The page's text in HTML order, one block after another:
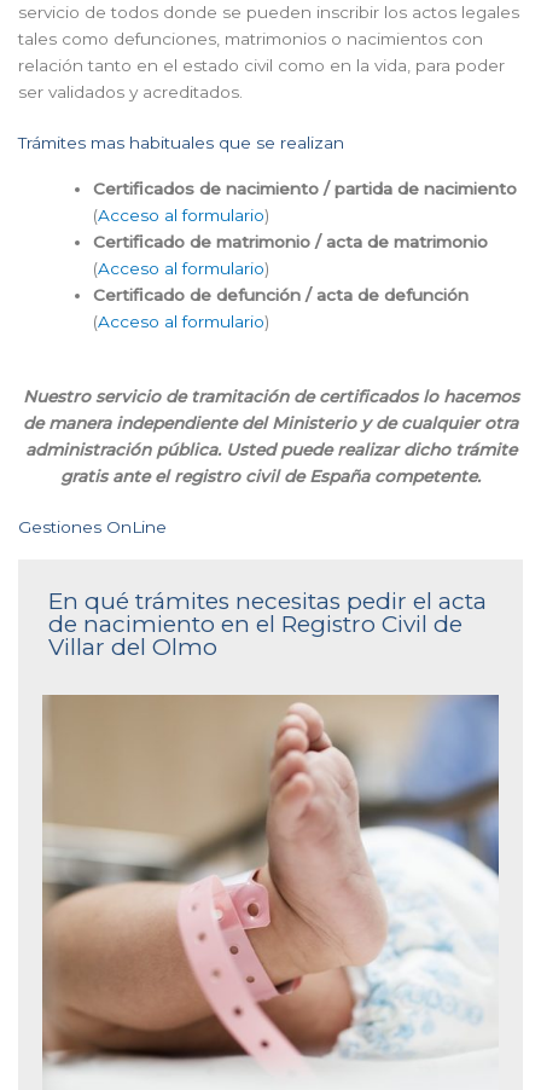
servicio de todos donde se pueden inscribir los actos legales
tales como defunciones, matrimonios o nacimientos con
relación tanto en el estado civil como en la vida, para poder
ser validados y acreditados.
Trámites mas habituales que se realizan
Certificados de nacimiento / partida de nacimiento
(Acceso al formulario)
Certificado de matrimonio / acta de matrimonio
(Acceso al formulario)
Certificado de defunción / acta de defunción
(Acceso al formulario)
Nuestro servicio de tramitación de certificados lo hacemos
de manera independiente del Ministerio y de cualquier otra
administración pública. Usted puede realizar dicho trámite
gratis ante el registro civil de España competente.
Gestiones OnLine
En qué trámites necesitas pedir el acta
de nacimiento en el Registro Civil de
Villar del Olmo